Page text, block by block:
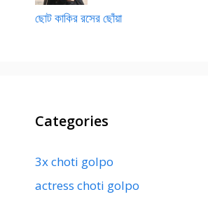
ছোট কাকির রসের ছোঁয়া
Categories
3x choti golpo
actress choti golpo